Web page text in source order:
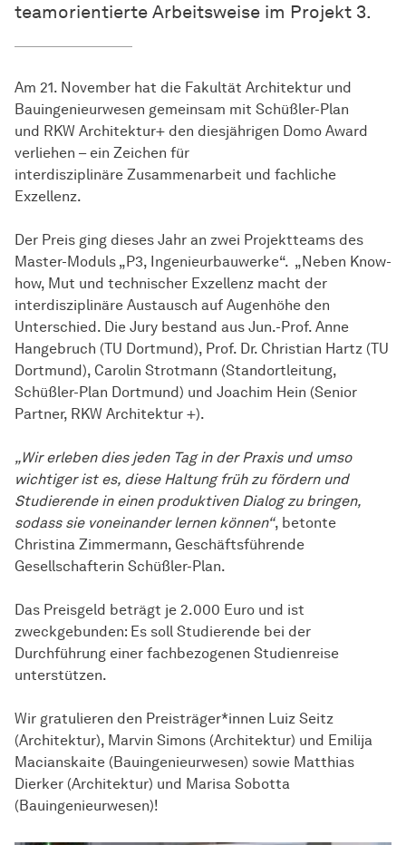
teamorientierte Arbeitsweise im Projekt 3.
Am 21. November hat die Fakultät Architektur und
Bauingenieurwesen gemeinsam mit Schüßler-Plan
und RKW Architektur+ den diesjährigen Domo Award
verliehen – ein Zeichen für
interdisziplinäre Zusammenarbeit und fachliche
Exzellenz.
Der Preis ging dieses Jahr an zwei Projektteams des
Master-​Moduls „P3, Ingenieurbauwerke“. „Neben Know-
how, Mut und technischer Exzellenz macht der
interdisziplinäre Austausch auf Augenhöhe den
Unterschied. Die Jury bestand aus Jun.-Prof. Anne
Hangebruch (TU Dortmund), Prof. Dr. Christian Hartz (TU
Dortmund), Carolin Strotmann (Standortleitung,
Schüßler-Plan Dortmund) und Joachim Hein (Senior
Partner, RKW Architektur +).
„Wir erleben dies jeden Tag in der Praxis und umso
wichtiger ist es, diese Haltung früh zu fördern und
Studierende in einen produktiven Dialog zu bringen,
sodass sie voneinander lernen können“, betonte
Christina Zimmermann, Geschäftsführende
Gesellschafterin Schüßler-Plan.
Das Preisgeld beträgt je 2.000 Euro und ist
zweckgebunden: Es soll Studierende bei der
Durchführung einer fachbezogenen Studienreise
unterstützen.
Wir gratulieren den Preisträger*innen Luiz Seitz
(Architektur), Marvin Simons (Architektur) und Emilija
Macianskaite (Bauingenieurwesen) sowie Matthias
Dierker (Architektur) und Marisa Sobotta
(Bauingenieurwesen)!